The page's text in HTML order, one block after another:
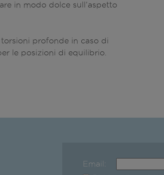
in modo dolce sull’aspetto
profonde in caso di
le posizioni di equilibrio.
Email: